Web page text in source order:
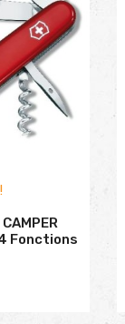
Fonctions